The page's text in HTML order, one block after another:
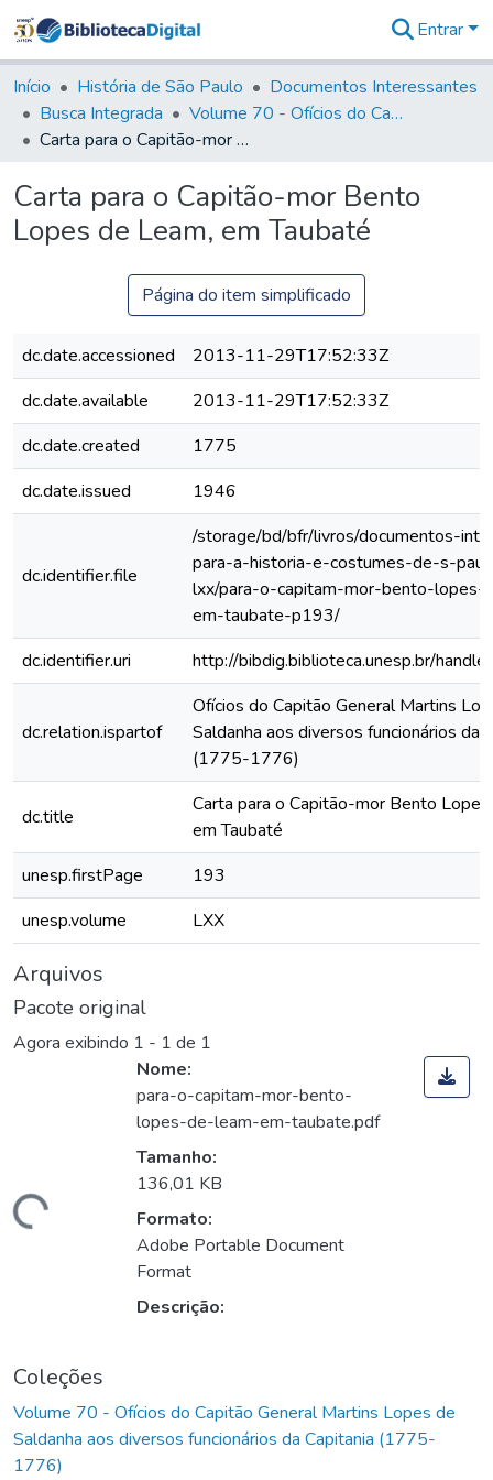
&
Coleções
Tudo na
Biblioteca
Estatísticas
Entrar
Início História de São Paulo
Documentos Interessantes
Busca Integrada
Volume 70 - Ofícios do Capitão General Martins Lopes de Saldanha aos diversos funcionários da Capitania (1775-1776)
Carta para o Capitão-mor Bento Lopes de Leam, em Taubaté
Carta para o Capitão-mor Bento
Lopes de Leam, em Taubaté
Página do item simplificado
dc.date.accessioned
2013-11-29T17:52:33Z
dc.date.available
2013-11-29T17:52:33Z
dc.date.created
1775
dc.date.issued
1946
dc.identifier.file
/storage/bd/bfr/livros/documentos-
para-a-historia-e-costumes-de-s-
lxx/para-o-capitam-mor-bento-lopes-
em-taubate-p193/
dc.identifier.uri
http://bibdig.biblioteca.unesp.br/
dc.relation.ispartof
Ofícios do Capitão General Martins
Saldanha aos diversos funcionários da
(1775-1776)
dc.title
Carta para o Capitão-mor Bento
em Taubaté
unesp.firstPage
193
unesp.volume
LXX
Arquivos
Pacote original
Agora exibindo 1 - 1 de 1
Nome:
para-o-capitam-mor-bento-
lopes-de-leam-em-taubate.pdf
Tamanho:
136,01 KB
Formato:
Adobe Portable Document
Format
Descrição:
Coleções
Volume 70 - Ofícios do Capitão General Martins Lopes de
Saldanha aos diversos funcionários da Capitania (1775-
1776)